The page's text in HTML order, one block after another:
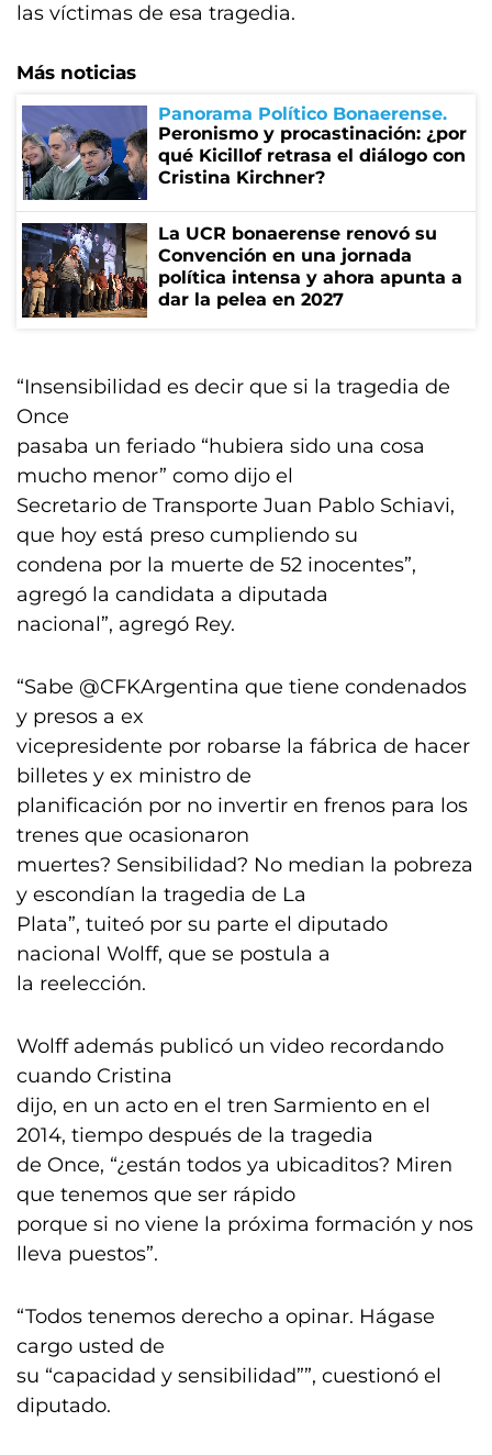
las víctimas de esa tragedia.
Más noticias
Panorama Político Bonaerense
Peronismo y procastinación: ¿por
qué Kicillof retrasa el diálogo con
Cristina Kirchner?
La UCR bonaerense renovó su
Convención en una jornada
política intensa y ahora apunta a
dar la pelea en 2027
“Insensibilidad es decir que si la tragedia de
Once
pasaba un feriado “hubiera sido una cosa
mucho menor” como dijo el
Secretario de Transporte Juan Pablo Schiavi,
que hoy está preso cumpliendo su
condena por la muerte de 52 inocentes”,
agregó la candidata a diputada
nacional”, agregó Rey.
“Sabe @CFKArgentina que tiene condenados
y presos a ex
vicepresidente por robarse la fábrica de hacer
billetes y ex ministro de
planificación por no invertir en frenos para los
trenes que ocasionaron
muertes? Sensibilidad? No median la pobreza
y escondían la tragedia de La
Plata”, tuiteó por su parte el diputado
nacional Wolff, que se postula a
la reelección.
Wolff además publicó un video recordando
cuando Cristina
dijo, en un acto en el tren Sarmiento en el
2014, tiempo después de la tragedia
de Once, “¿están todos ya ubicaditos? Miren
que tenemos que ser rápido
porque si no viene la próxima formación y nos
lleva puestos”.
“Todos tenemos derecho a opinar. Hágase
cargo usted de
su “capacidad y sensibilidad””, cuestionó el
diputado.